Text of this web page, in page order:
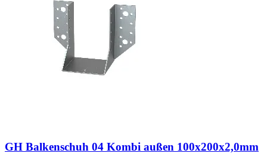
GH Balkenschuh 04 Kombi außen 100x200x2,0mm